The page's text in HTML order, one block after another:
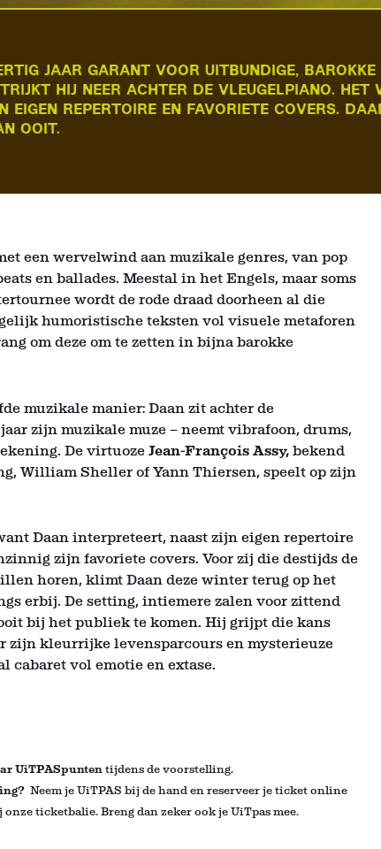
JAAR GARANT VOOR UITBUNDIGE,
HIJ NEER ACHTER DE VLEUGELPIANO.
EIGEN REPERTOIRE EN FAVORIETE COVERS.
OOIT.
een wervelwind aan muzikale genres, van pop
en ballades. Meestal in het Engels, maar soms
wordt de rode draad doorheen al die
humoristische teksten vol visuele metaforen
om deze om te zetten in bijna barokke
muzikale manier: Daan zit achter de
zijn muzikale muze – neemt vibrafoon, drums,
De virtuoze Jean-François Assy, bekend
William Sheller of Yann Thiersen, speelt op zijn
Daan interpreteert, naast zijn eigen repertoire
zijn favoriete covers. Voor zij die destijds de
horen, klimt Daan deze winter terug op het
erbij. De setting, intiemere zalen voor zittend
bij het publiek te komen. Hij grijpt die kans
zijn kleurrijke levensparcours en mysterieuze
cabaret vol emotie en extase.
UiTPASpunten tijdens de voorstelling.
Neem je UiTPAS bij de hand en reserveer je ticket online
onze ticketbalie. Breng dan zeker ook je UiTpas mee.